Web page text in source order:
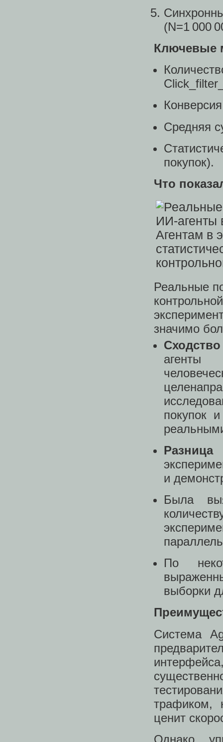
(N=1 000
Ключевые
Средняя
покупок).
Что
Реальные
значимо
агенты
покупок
и
Была
По
выборки
Система
трафиком,
ценит
Однако